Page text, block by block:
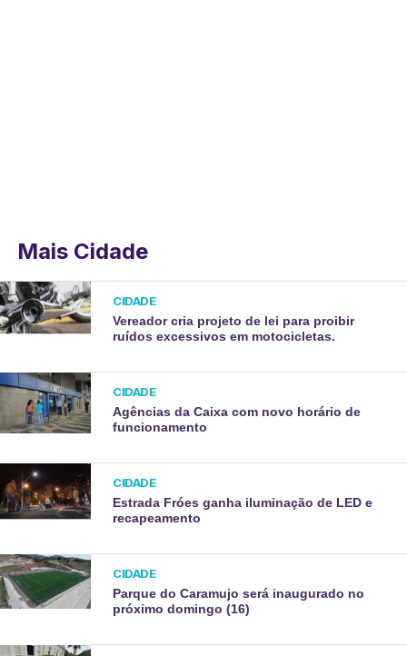
Mais Cidade
CIDADE
Vereador cria projeto de lei para proibir
ruídos excessivos em motocicletas.
CIDADE
Agências da Caixa com novo horário de
funcionamento
CIDADE
Estrada Fróes ganha iluminação de LED e
recapeamento
CIDADE
Parque do Caramujo será inaugurado no
próximo domingo (16)